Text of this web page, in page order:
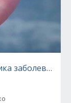
заболеваний